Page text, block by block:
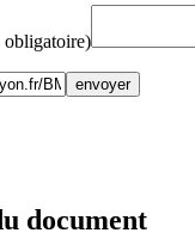
obligatoire)
document